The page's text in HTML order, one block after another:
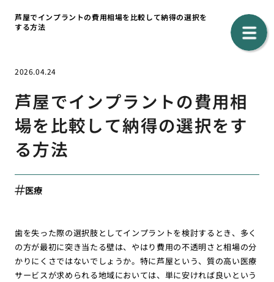
芦屋でインプラントの費用相場を比較して納得の選択を
する方法
2026.04.24
芦屋でインプラントの費用相
場を比較して納得の選択をす
る方法
医療
歯を失った際の選択肢としてインプラントを検討するとき、多く
の方が最初に突き当たる壁は、やはり費用の不透明さと相場の分
かりにくさではないでしょうか。特に芦屋という、質の高い医療
サービスが求められる地域においては、単に安ければ良いという